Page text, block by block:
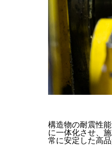
構造物の耐震性
に一体化させ、
常に安定した高